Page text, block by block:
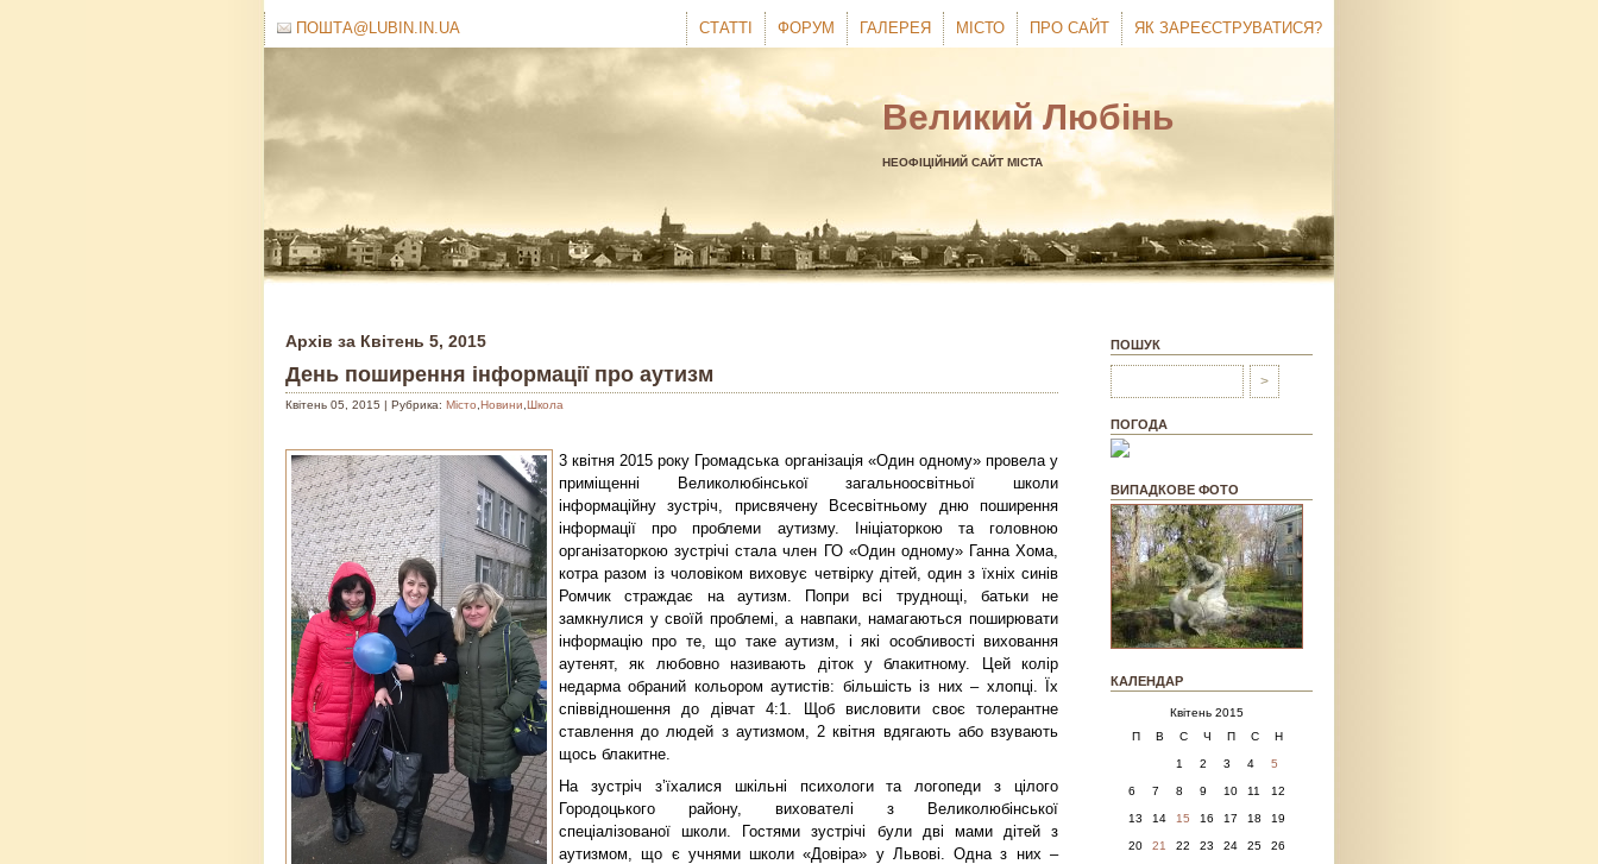
ЯК ЗАРЕЄСТРУВАТИСЯ?
ПРО САЙТ
МІСТО
ГАЛЕРЕЯ
ФОРУМ
СТАТТІ
ПОШТА@LUBIN.IN.UA
Великий Любінь
НЕОФІЦІЙНИЙ САЙТ МІСТА
Архів за Квітень 5, 2015
День поширення інформації про аутизм
Квітень 05, 2015 | Рубрика: Місто Новини Школа
3 квітня 2015 року Громадська організація «Один одному» провела у
приміщенні Великолюбінської загальноосвітньої школи
інформаційну зустріч, присвячену Всесвітньому дню поширення
інформації про проблеми аутизму. Ініціаторкою та головною
організаторкою зустрічі стала член ГО «Один одному» Ганна Хома,
котра разом із чоловіком виховує четвірку дітей, один з їхніх синів
Ромчик страждає на аутизм. Попри всі труднощі, батьки не
замкнулися у своїй проблемі, а навпаки, намагаються поширювати
інформацію про те, що таке аутизм, і які особливості виховання
аутенят, як любовно називають діток у блакитному. Цей колір
недарма обраний кольором аутистів: більшість із них – хлопці. Їх
співвідношення до дівчат 4:1. Щоб висловити своє толерантне
ставлення до людей з аутизмом, 2 квітня вдягають або взувають
щось блакитне.
На зустріч з’їхалися шкільні психологи та логопеди з цілого
Городоцького району, вихователі з Великолюбінської
спеціалізованої школи. Гостями зустрічі були дві мами дітей з
аутизмом, що є учнями школи «Довіра» у Львові. Одна з них –
ПОШУК
ПОГОДА
ВИПАДКОВЕ ФОТО
КАЛЕНДАР
Квітень 2015
П
В С Ч П С Н
1 2 3 4 5
6 7 8 9 10 11 12
13 14 15 16 17 18 19
20 21 22 23 24 25 26